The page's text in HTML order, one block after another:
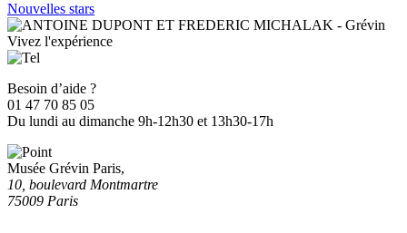
Nouvelles stars
Vivez l'expérience
Besoin d’aide ?
01 47 70 85 05
Du lundi au dimanche 9h-12h30 et 13h30-17h
Musée Grévin Paris,
10, boulevard Montmartre
75009 Paris